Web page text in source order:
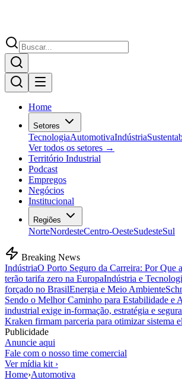
Home
Setores
TecnologiaAutomotivaIndústria
Ver todos os setores →
Território Industrial
Podcast
Empregos
Negócios
Institucional
Regiões
NorteNordesteCentro-OesteSudesteSul
Breaking News
IndústriaO Porto Seguro da Carreira: Por Que
terão tarifa zero na EuropaIndústria e
forçado no BrasilEnergia e Meio Ambiente
Sendo o Melhor Caminho para Estabilidade e
industrial exige in-formação, estratégia e
Kraken firmam parceria para otimizar sistema
Publicidade
Anuncie aqui
Fale com o nosso time comercial
Ver mídia kit ›
Home›Automotiva